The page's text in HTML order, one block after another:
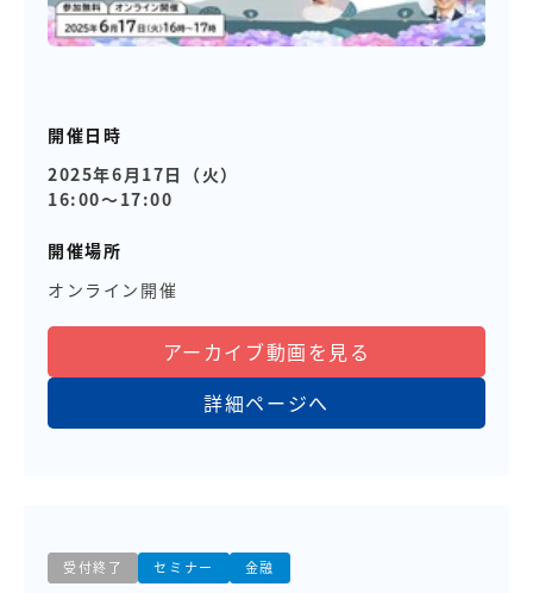
開催日時
2025年6月17日（火）
16:00～17:00
開催場所
オンライン開催
アーカイブ動画を見る
詳細ページへ
受付終了 セミナー 金融